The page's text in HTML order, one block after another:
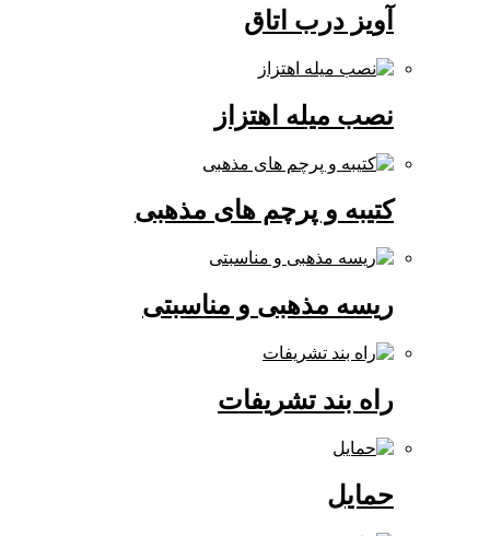
آویز درب اتاق
نصب میله اهتزاز
کتیبه و پرچم های مذهبی
ریسه مذهبی و مناسبتی
راه بند تشریفات